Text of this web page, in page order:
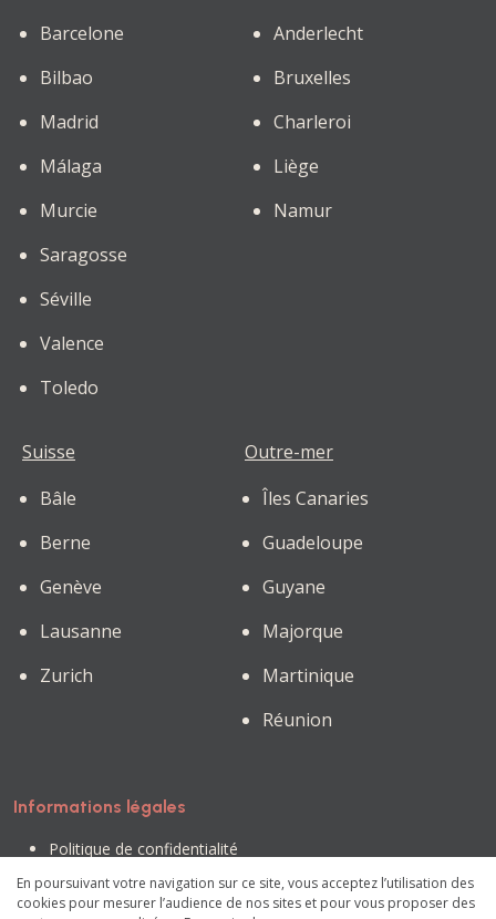
Barcelone
Bilbao
Madrid
Málaga
Murcie
Saragosse
Séville
Valence
Toledo
Anderlecht
Bruxelles
Charleroi
Liège
Namur
Suisse
Bâle
Berne
Genève
Lausanne
Zurich
Outre-mer
Îles Canaries
Guadeloupe
Guyane
Majorque
Martinique
Réunion
Informations légales
Politique de confidentialité
Mentions légales
En poursuivant votre navigation sur ce site, vous acceptez l’utilisation des
cookies pour mesurer l’audience de nos sites et pour vous proposer des